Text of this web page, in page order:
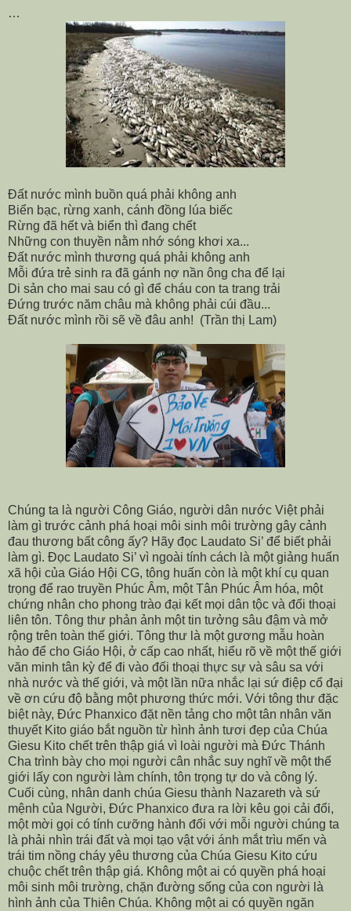
…
Đất nước mình buồn quá phải không anh
Biển bạc, rừng xanh, cánh đồng lúa biếc
Rừng đã hết và biển thì đang chết
Những con thuyền nằm nhớ sóng khơi xa...
Đất nước mình thương quá phải không anh
Mỗi đứa trẻ sinh ra đã gánh nợ nần ông cha để lại
Di sản cho mai sau có gì để cháu con ta trang trải
Đứng trước năm châu mà không phải cúi đầu...
Đất nước mình rồi sẽ về đâu anh! (Trần thị Lam)
Chúng ta là người Công Giáo, người dân nước Việt phải
làm gì trước cảnh phá hoại môi sinh môi trường gây cảnh
đau thương bất công ấy? Hãy đọc Laudato Si’ để biết phải
làm gì. Đọc Laudato Si’ vì ngoài tính cách là một giảng huấn
xã hội của Giáo Hội CG, tông huấn còn là một khí cụ quan
trọng để rao truyền Phúc Âm, một Tân Phúc Âm hóa, một
chứng nhân cho phong trào đại kết mọi dân tộc và đối thoại
liên tôn. Tông thư phản ảnh một tin tưởng sâu đậm và mở
rộng trên toàn thế giới. Tông thư là một gương mẫu hoàn
hảo để cho Giáo Hội, ở cấp cao nhất, hiểu rõ về một thế giới
văn minh tân kỳ để đi vào đối thoại thực sự và sâu sa với
nhà nước và thế giới, và một lần nữa nhắc lại sứ điệp cổ đại
về ơn cứu độ bằng một phương thức mới. Với tông thư đặc
biệt này, Đức Phanxico đặt nền tảng cho một tân nhân văn
thuyết Kito giáo bắt nguồn từ hình ảnh tươi đẹp của Chúa
Giesu Kito chết trên thập giá vì loài người mà Đức Thánh
Cha trình bày cho mọi người cân nhắc suy nghĩ về một thế
giới lấy con người làm chính, tôn trọng tự do và công lý.
Cuối cùng, nhân danh chúa Giesu thành Nazareth và sứ
mệnh của Người, Đức Phanxico đưa ra lời kêu gọi cải đổi,
một mời gọi có tính cưỡng hành đối với mỗi người chúng ta
là phải nhìn trái đất và mọi tạo vật với ánh mắt trìu mến và
trái tim nồng cháy yêu thương của Chúa Giesu Kito cứu
chuộc chết trên thập giá. Không một ai có quyền phá hoại
môi sinh môi trường, chặn đường sống của con người là
hình ảnh của Thiên Chúa. Không một ai có quyền ngăn